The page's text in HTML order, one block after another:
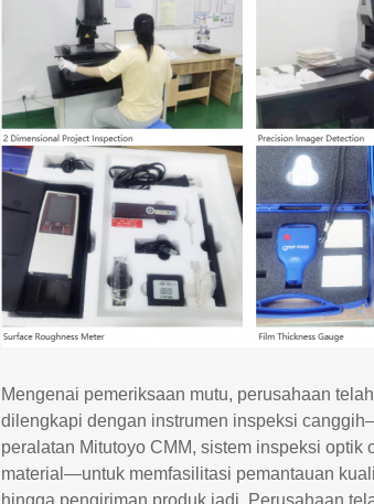
Mengenai pemeriksaan mutu, perusahaan
dilengkapi dengan instrumen inspeksi
peralatan Mitutoyo CMM, sistem inspeksi
material—untuk memfasilitasi pemantauan
hingga pengiriman produk jadi. Perusahaan